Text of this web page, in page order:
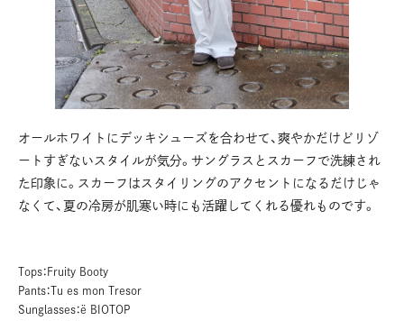
オールホワイトにデッキシューズを合わせて、爽やかだけどリゾ
ートすぎないスタイルが気分。サングラスとスカーフで洗練され
た印象に。スカーフはスタイリングのアクセントになるだけじゃ
なくて、夏の冷房が肌寒い時にも活躍してくれる優れものです。
Tops：Fruity Booty
Pants：Tu es mon Tresor
Sunglasses：ë BIOTOP